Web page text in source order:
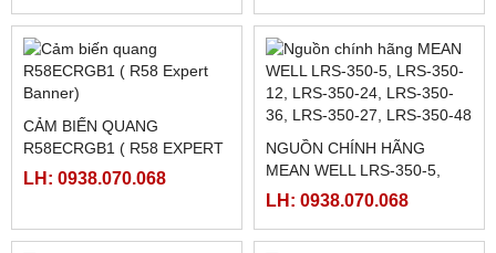
MODULE PLC FATEK FBS-
MODULE PLC FATEK FBS-